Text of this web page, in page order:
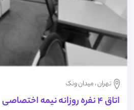
تهران ، میدان ونک
اتاق 4 نفره روزانه نیمه اختصاصی